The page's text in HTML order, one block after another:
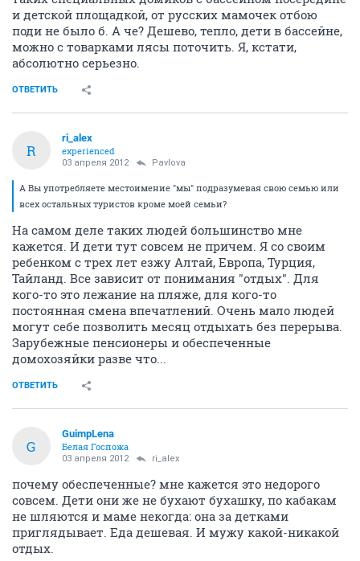
и детской площадкой, от русских мамочек отбою
поди не было б. А че? Дешево, тепло, дети в бассейне,
можно с товарками лясы поточить. Я, кстати,
абсолютно серьезно.
ОТВЕТИТЬ
R
ri_alex
experienced
03 апреля 2012 Pavlova
А Вы употребляете местоимение "мы" подразумевая свою семью или
всех остальных туристов кроме моей семьи?
На самом деле таких людей большинство мне
кажется. И дети тут совсем не причем. Я со своим
ребенком с трех лет езжу Алтай, Европа, Турция,
Тайланд. Все зависит от понимания "отдых". Для
кого-то это лежание на пляже, для кого-то
постоянная смена впечатлений. Очень мало людей
могут себе позволить месяц отдыхать без перерыва.
Зарубежные пенсионеры и обеспеченные
домохозяйки разве что...
ОТВЕТИТЬ
G
GuimpLena
Белая Госпожа
03 апреля 2012 ri_alex
почему обеспеченные? мне кажется это недорого
совсем. Дети они же не бухают бухашку, по кабакам
не шляются и маме некогда: она за детками
приглядывает. Еда дешевая. И мужу какой-никакой
отдых.